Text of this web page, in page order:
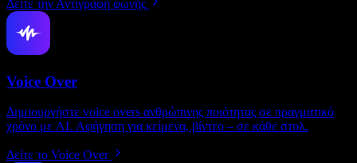
Δείτε την Αντιγραφή φωνής
Voice Over
Δημιουργήστε voice overs ανθρώπινης ποιότητας σε πραγματικό
χρόνο με AI. Αφήγηση για κείμενα, βίντεο – σε κάθε στυλ.
Δείτε το Voice Over